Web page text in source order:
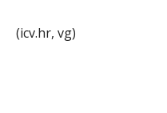
(icv.hr, vg)